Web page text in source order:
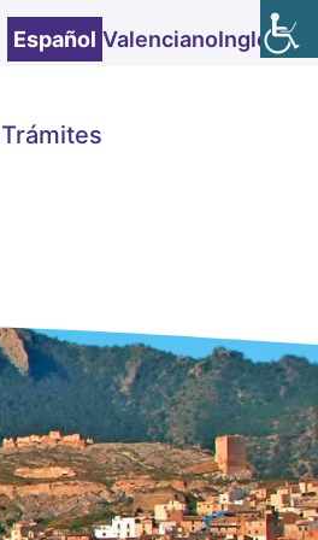
Español ValencianoInglés
Trámites